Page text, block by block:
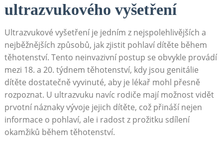
ultrazvukového vyšetření
Ultrazvukové vyšetření je jedním z nejspolehlivějších a
nejběžnějších způsobů, jak zjistit pohlaví dítěte během
těhotenství. Tento neinvazivní postup se obvykle provádí
mezi 18. a 20. týdnem těhotenství, kdy jsou genitálie
dítěte dostatečně vyvinuté, aby je lékař mohl přesně
rozpoznat. U ultrazvuku navíc rodiče mají možnost vidět
prvotní náznaky vývoje jejich dítěte, což přináší nejen
informace o pohlaví, ale i radost z prožitku sdílení
okamžiků během těhotenství.